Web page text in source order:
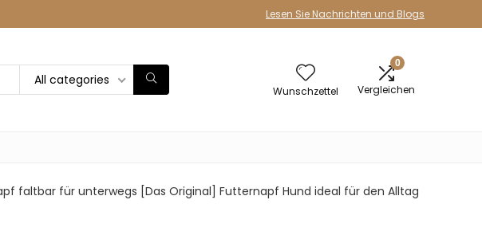
Lesen Sie Nachrichten und Blogs
All categories
Wunschzettel
0
Vergleichen
faltbar für unterwegs [Das Original] Futternapf Hund ideal für den Alltag